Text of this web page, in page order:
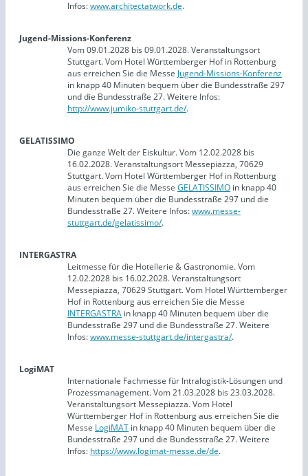
Infos:www.architectatwork.de.
Jugend-Missions-Konferenz
Vom 09.01.2028 bis 09.01.2028. Veranstaltungsort
Stuttgart. Vom Hotel Württemberger Hof in Rottenburg
aus erreichen Sie die Messe Jugend-Missions-Konferenz
in knapp 40 Minuten bequem über die Bundesstraße 297
und die Bundesstraße 27. Weitere Infos:
http://www.jumiko-stuttgart.de/.
GELATISSIMO
Die ganze Welt der Eiskultur. Vom 12.02.2028 bis
16.02.2028. Veranstaltungsort Messepiazza, 70629
Stuttgart. Vom Hotel Württemberger Hof in Rottenburg
aus erreichen Sie die Messe GELATISSIMO in knapp 40
Minuten bequem über die Bundesstraße 297 und die
Bundesstraße 27. Weitere Infos:www.messe-
stuttgart.de/gelatissimo/.
INTERGASTRA
Leitmesse für die Hotellerie & Gastronomie. Vom
12.02.2028 bis 16.02.2028. Veranstaltungsort
Messepiazza, 70629 Stuttgart. Vom Hotel Württemberger
Hof in Rottenburg aus erreichen Sie die Messe
INTERGASTRA in knapp 40 Minuten bequem über die
Bundesstraße 297 und die Bundesstraße 27. Weitere
Infos:www.messe-stuttgart.de/intergastra/.
LogiMAT
Internationale Fachmesse für Intralogistik-Lösungen und
Prozessmanagement. Vom 21.03.2028 bis 23.03.2028.
Veranstaltungsort Messepiazza. Vom Hotel
Württemberger Hof in Rottenburg aus erreichen Sie die
Messe LogiMAT in knapp 40 Minuten bequem über die
Bundesstraße 297 und die Bundesstraße 27. Weitere
Infos: https://www.logimat-messe.de/de.